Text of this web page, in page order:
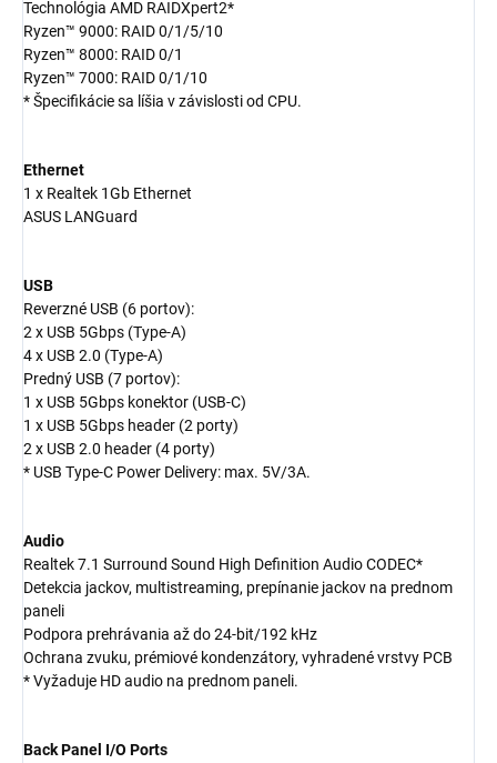
Technológia AMD RAIDXpert2*
Ryzen™ 9000: RAID 0/1/5/10
Ryzen™ 8000: RAID 0/1
Ryzen™ 7000: RAID 0/1/10
* Špecifikácie sa líšia v závislosti od CPU.
Ethernet
1 x Realtek 1Gb Ethernet
ASUS LANGuard
USB
Reverzné USB (6 portov):
2 x USB 5Gbps (Type-A)
4 x USB 2.0 (Type-A)
Predný USB (7 portov):
1 x USB 5Gbps konektor (USB-C)
1 x USB 5Gbps header (2 porty)
2 x USB 2.0 header (4 porty)
* USB Type-C Power Delivery: max. 5V/3A.
Audio
Realtek 7.1 Surround Sound High Definition Audio CODEC*
Detekcia jackov, multistreaming, prepínanie jackov na prednom
paneli
Podpora prehrávania až do 24-bit/192 kHz
Ochrana zvuku, prémiové kondenzátory, vyhradené vrstvy PCB
* Vyžaduje HD audio na prednom paneli.
Back Panel I/O Ports